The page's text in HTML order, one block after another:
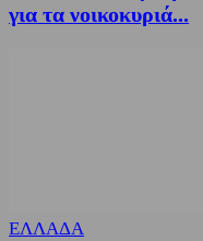
για τα νοικοκυριά...
ΕΛΛΑΔΑ